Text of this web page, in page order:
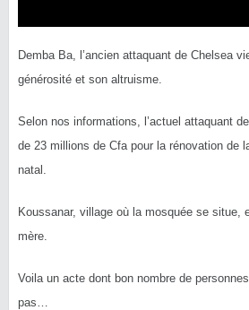
Demba Ba, l’ancien attaquant de Chelsea
générosité et son altruisme.
Selon nos informations, l’actuel attaquant
de 23 millions de Cfa pour la rénovation de
natal.
Koussanar, village où la mosquée se situe,
mère.
Voila un acte dont bon nombre de
pas…